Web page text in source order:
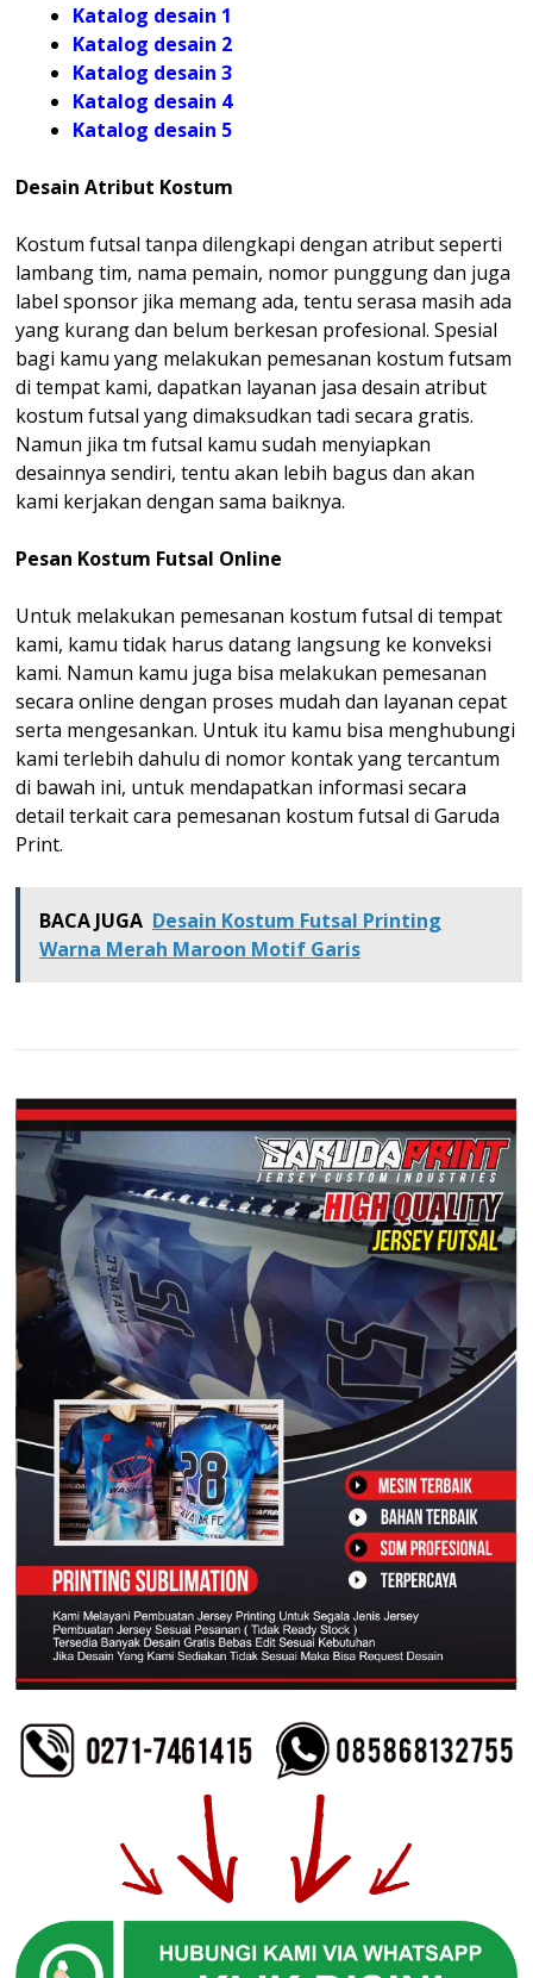
Katalog desain 1
Katalog desain 2
Katalog desain 3
Katalog desain 4
Katalog desain 5
Desain Atribut Kostum
Kostum futsal tanpa dilengkapi dengan atribut seperti
lambang tim, nama pemain, nomor punggung dan juga
label sponsor jika memang ada, tentu serasa masih ada
yang kurang dan belum berkesan profesional. Spesial
bagi kamu yang melakukan pemesanan kostum futsam
di tempat kami, dapatkan layanan jasa desain atribut
kostum futsal yang dimaksudkan tadi secara gratis.
Namun jika tm futsal kamu sudah menyiapkan
desainnya sendiri, tentu akan lebih bagus dan akan
kami kerjakan dengan sama baiknya.
Pesan Kostum Futsal Online
Untuk melakukan pemesanan kostum futsal di tempat
kami, kamu tidak harus datang langsung ke konveksi
kami. Namun kamu juga bisa melakukan pemesanan
secara online dengan proses mudah dan layanan cepat
serta mengesankan. Untuk itu kamu bisa menghubungi
kami terlebih dahulu di nomor kontak yang tercantum
di bawah ini, untuk mendapatkan informasi secara
detail terkait cara pemesanan kostum futsal di Garuda
Print.
BACA JUGA Desain Kostum Futsal Printing
Warna Merah Maroon Motif Garis